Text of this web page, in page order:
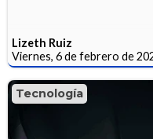
Lizeth Ruiz
Viernes, 6 de febrero de
Tecnología